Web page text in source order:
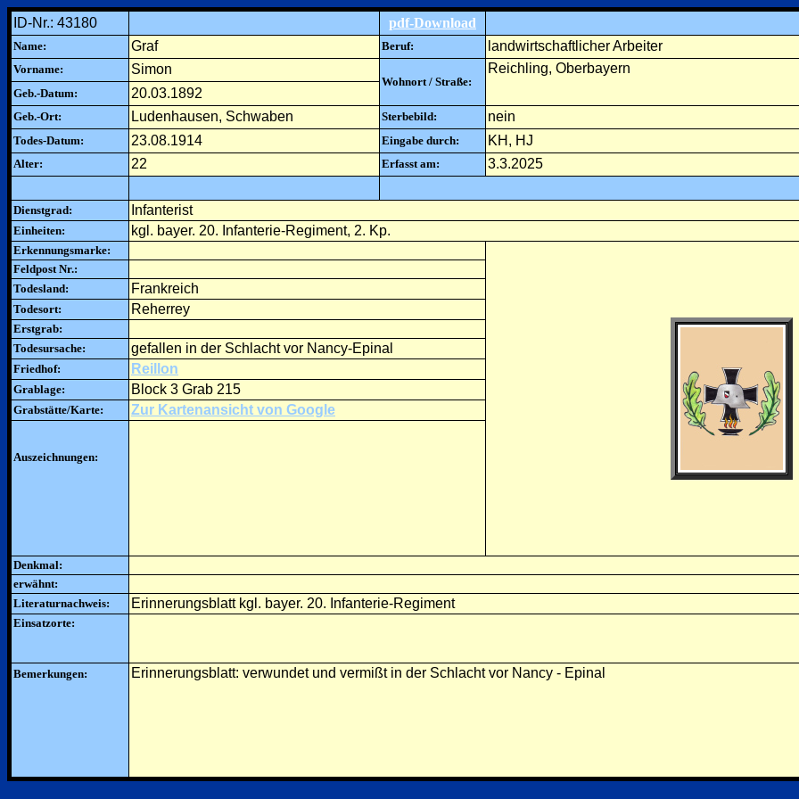
ID-Nr.: 43180 pdf-Download
Name: Graf Beruf: landwirtschaftlicher Arbeiter
Vorname: Simon
Wohnort / Straße:
Reichling, Oberbayern
Geb.-Datum: 20.03.1892
Geb.-Ort: Ludenhausen, Schwaben Sterbebild: nein
Todes-Datum: 23.08.1914 Eingabe durch: KH, HJ
Alter: 22 Erfasst am: 3.3.2025
Dienstgrad: Infanterist
Einheiten: kgl. bayer. 20. Infanterie-Regiment, 2. Kp.
Erkennungsmarke:
Feldpost Nr.:
Todesland:
Frankreich
Todesort: Reherrey
Erstgrab:
Todesursache:
gefallen in der Schlacht vor Nancy-Epinal
Friedhof: Reillon
Grablage: Block 3 Grab 215
Grabstätte/Karte: Zur Kartenansicht von Google
Auszeichnungen:
Denkmal:
erwähnt:
Literaturnachweis:
Erinnerungsblatt kgl. bayer. 20. Infanterie-Regiment
Einsatzorte:
Bemerkungen: Erinnerungsblatt: verwundet und vermißt in der Schlacht vor Nancy - Epinal